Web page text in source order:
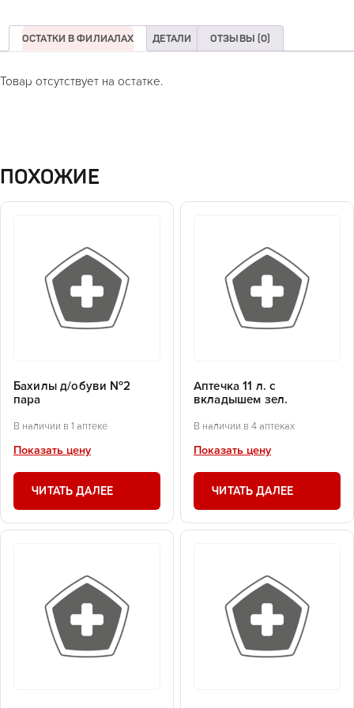
ОСТАТКИ В ФИЛИАЛАХ ДЕТАЛИ ОТЗЫВЫ (0)
Товар отсутствует на остатке.
ПОХОЖИЕ
Бахилы д/обуви №2
пара
В наличии в 1 аптеке
Показать цену
ЧИТАТЬ ДАЛЕЕ
Аптечка 11 л. с
вкладышем зел.
В наличии в 4 аптеках
Показать цену
ЧИТАТЬ ДАЛЕЕ